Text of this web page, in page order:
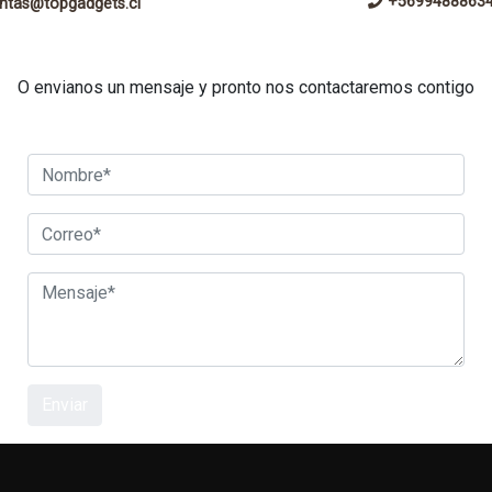
O envianos un mensaje y pronto nos contactaremos contigo